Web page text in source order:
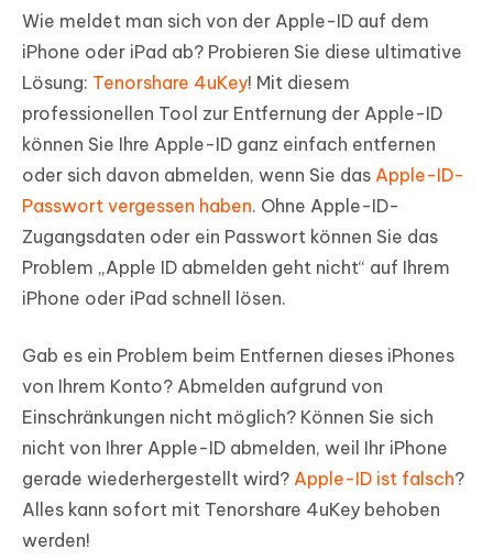
Wie meldet man sich von der Apple-ID auf dem
iPhone oder iPad ab? Probieren Sie diese ultimative
Lösung: Tenorshare 4uKey! Mit diesem
professionellen Tool zur Entfernung der Apple-ID
können Sie Ihre Apple-ID ganz einfach entfernen
oder sich davon abmelden, wenn Sie das Apple-ID-
Passwort vergessen haben. Ohne Apple-ID-
Zugangsdaten oder ein Passwort können Sie das
Problem „Apple ID abmelden geht nicht“ auf Ihrem
iPhone oder iPad schnell lösen.
Gab es ein Problem beim Entfernen dieses iPhones
von Ihrem Konto? Abmelden aufgrund von
Einschränkungen nicht möglich? Können Sie sich
nicht von Ihrer Apple-ID abmelden, weil Ihr iPhone
gerade wiederhergestellt wird? Apple-ID ist falsch?
Alles kann sofort mit Tenorshare 4uKey behoben
werden!